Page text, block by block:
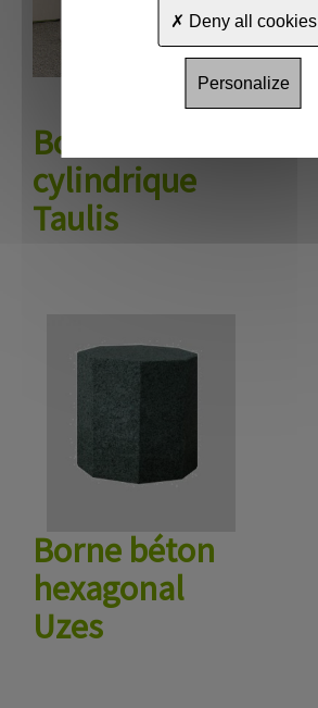
Borne béton
cylindrique
Taulis
Borne béton
hexagonal
Uzes
Deny all cookies
Personalize